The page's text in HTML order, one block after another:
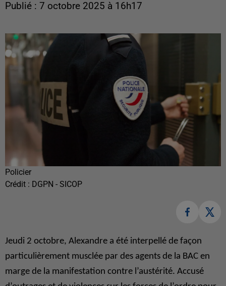
Publié : 7 octobre 2025 à 16h17
Policier
Crédit : DGPN - SICOP
Jeudi 2 octobre, Alexandre a été interpellé de façon
particulièrement musclée par des agents de la BAC en
marge de la manifestation contre l’austérité. Accusé